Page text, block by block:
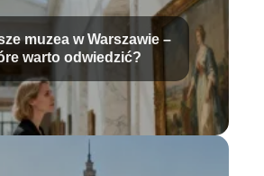
muzea w Warszawie –
warto odwiedzić?